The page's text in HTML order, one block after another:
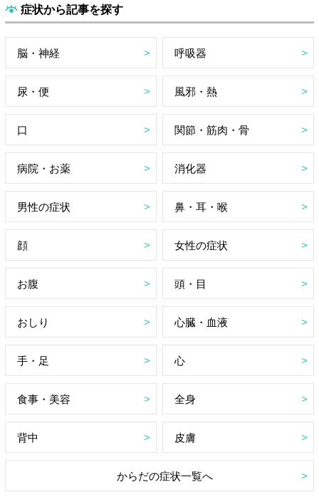
症状から記事を探す
脳・神経 呼吸器
尿・便 風邪・熱
口 関節・筋肉・骨
病院・お薬 消化器
男性の症状 鼻・耳・喉
顔 女性の症状
お腹 頭・目
おしり 心臓・血液
手・足 心
食事・美容 全身
背中 皮膚
からだの症状一覧へ